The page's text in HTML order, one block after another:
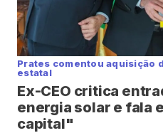
Prates comentou aquisição
estatal
Ex-CEO critica
energia solar e fala
capital"